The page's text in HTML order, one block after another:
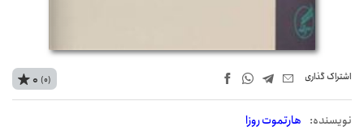
اشتراک‌ گذاری
نويسنده: هارتموت روزا
0 (0)